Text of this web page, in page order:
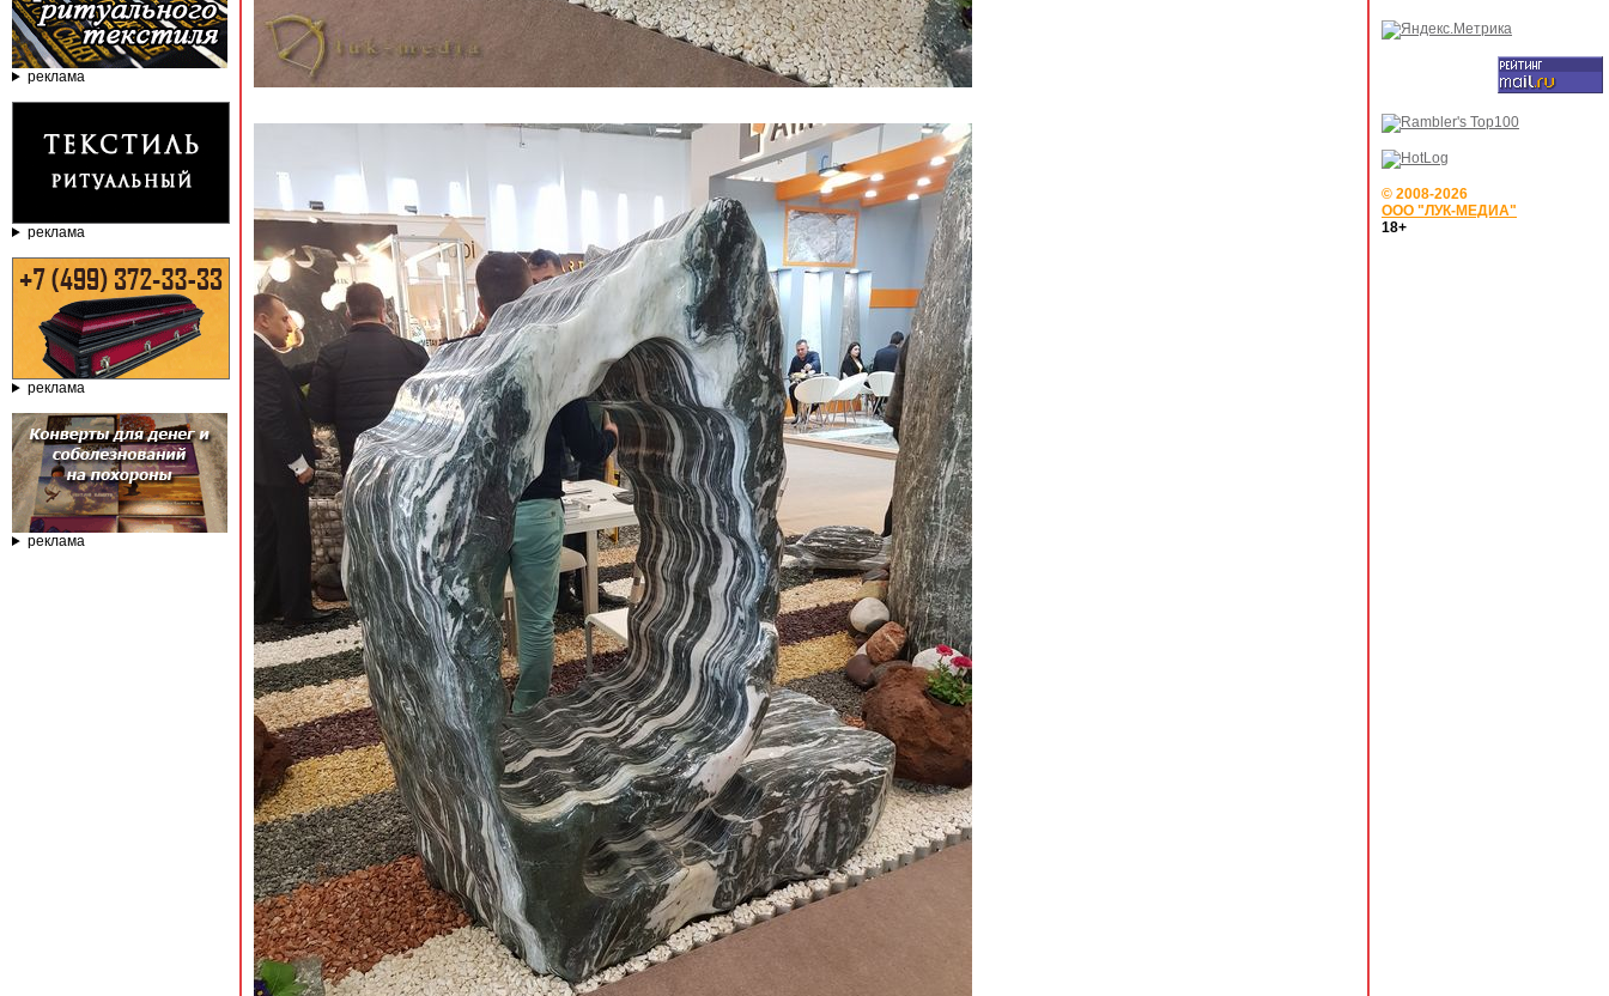
реклама
реклама
реклама
реклама
© 2008-2026
ООО "ЛУК-МЕДИА"
18+